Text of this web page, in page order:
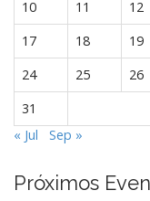
d
a
s
10
11 12
17
18 19
24
25 26
31
« Jul
Sep »
Próximos